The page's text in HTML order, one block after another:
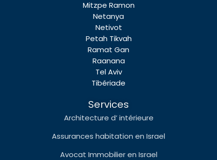
Mitzpe Ramon
Netanya
Netivot
Petah Tikvah
Ramat Gan
Raanana
Tel Aviv
Tibériade
Services
Architecture d’ intérieure
Assurances habitation en Israel
Avocat Immobilier en Israel